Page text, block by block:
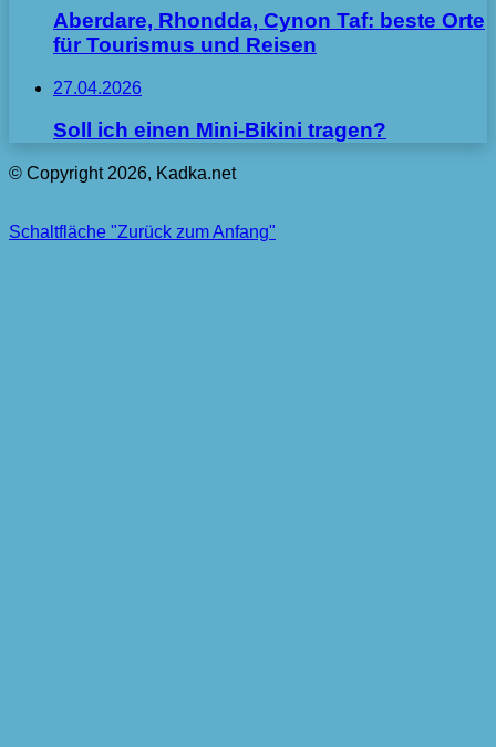
Aberdare, Rhondda, Cynon Taf: beste Orte
für Tourismus und Reisen
27.04.2026
Soll ich einen Mini-Bikini tragen?
© Copyright 2026, Kadka.net
Schaltfläche "Zurück zum Anfang"